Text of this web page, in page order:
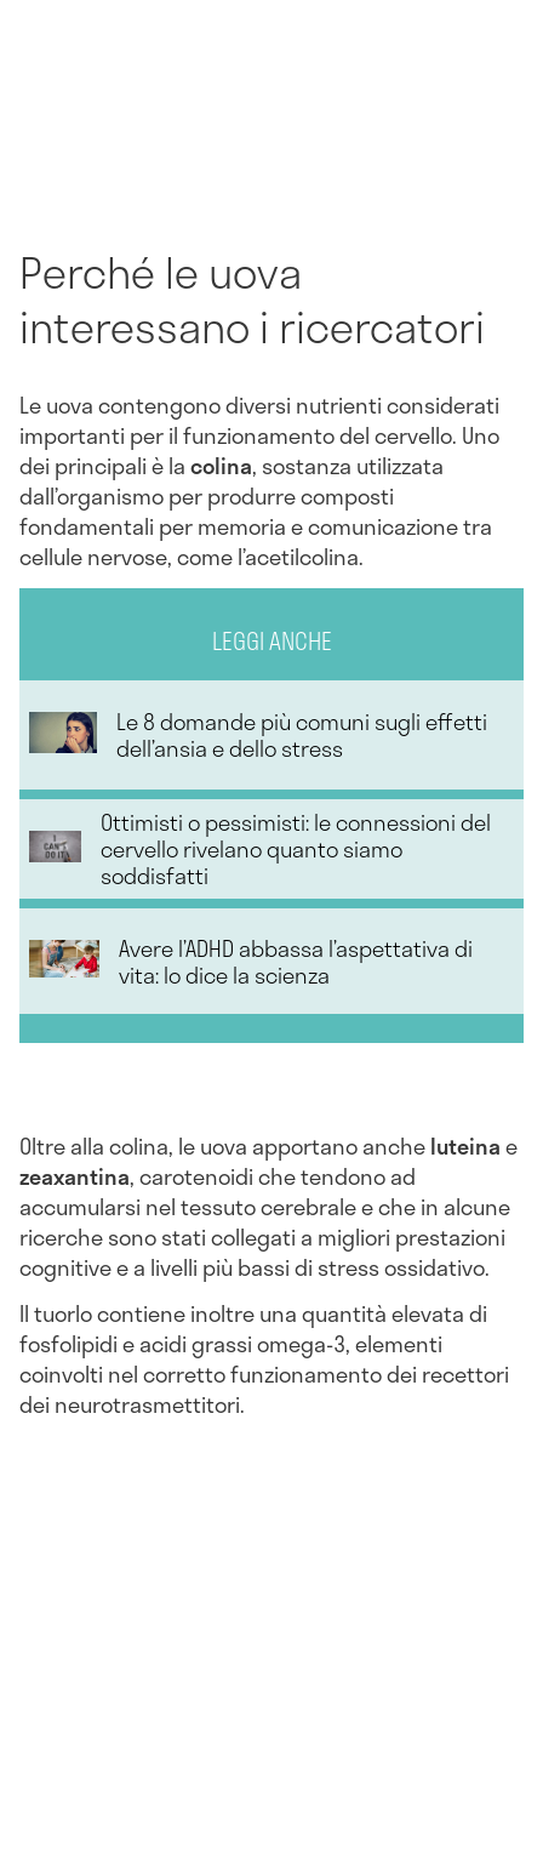
Perché le uova
interessano i ricercatori
Le uova contengono diversi nutrienti considerati
importanti per il funzionamento del cervello. Uno
dei principali è lacolina, sostanza utilizzata
dall’organismo per produrre composti
fondamentali per memoria e comunicazione tra
cellule nervose, come l’acetilcolina.
LEGGI ANCHE
Le 8 domande più comuni sugli effetti
dell’ansia e dello stress
Ottimisti o pessimisti: le connessioni del
cervello rivelano quanto siamo
soddisfatti
Avere l’ADHD abbassa l’aspettativa di
vita: lo dice la scienza
Oltre alla colina, le uova apportano ancheluteinae
zeaxantina, carotenoidi che tendono ad
accumularsi nel tessuto cerebrale e che in alcune
ricerche sono stati collegati a migliori prestazioni
cognitive e a livelli più bassi di stress ossidativo.
Il tuorlo contiene inoltre una quantità elevata di
fosfolipidi e acidi grassi omega-3, elementi
coinvolti nel corretto funzionamento dei recettori
dei neurotrasmettitori.